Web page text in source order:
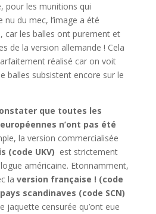
pour les munitions qui
du mec, l’image a été
car les balles ont purement et
de la version allemande ! Cela
réalisé car on voit
balles subsistent encore sur le
que toutes les
n’ont pas été
la version commercialisée
(code UKV) est strictement
américaine. Etonnamment,
la version française ! (code
scandinaves (code SCN)
jaquette censurée qu’ont eue